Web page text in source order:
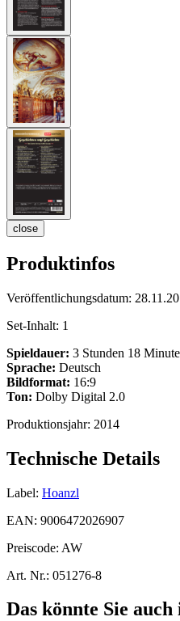
close
Produktinfos
Veröffentlichungsdatum:
Set-Inhalt: 1
Spieldauer: 3 Stunden 18
Sprache: Deutsch
Bildformat: 16:9
Ton: Dolby Digital 2.0
Produktionsjahr: 2014
Technische Details
Label: Hoanzl
EAN: 9006472026907
Preiscode: AW
Art. Nr.: 051276-8
Das könnte Sie